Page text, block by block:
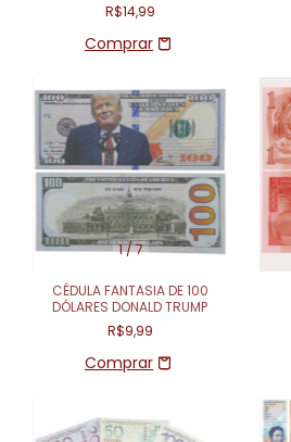
R$14,99
1/7
CÉDULA FANTASIA DE 100
DÓLARES DONALD TRUMP
R$9,99